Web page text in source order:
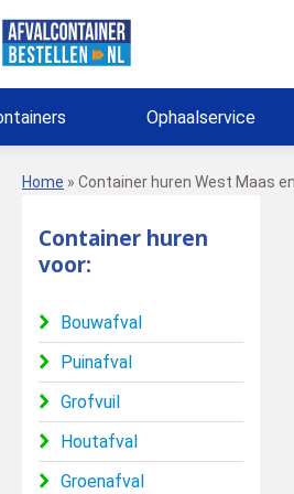
Ophaalservice
Home » Container huren West Maas en
Container huren
voor:
Bouwafval
Puinafval
Grofvuil
Houtafval
Groenafval